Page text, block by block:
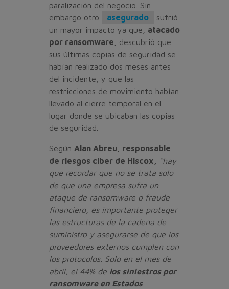
paralización del negocio. Sin
embargo otro
asegurado
sufrió
un mayor impacto ya que, atacado
por ransomware , descubrió que
sus últimas copias de seguridad se
habían realizado dos meses antes
del incidente, y que las
restricciones de movimiento habían
llevado al cierre temporal en el
lugar donde se ubicaban las copias
de seguridad.
Según Alan Abreu, responsable
de riesgos ciber de Hiscox,
“hay
que recordar que no se trata solo
de que una empresa sufra un
ataque de ransomware o fraude
financiero, es importante proteger
las estructuras de la cadena de
suministro y asegurarse de que los
proveedores externos cumplen con
los protocolos. Solo en el mes de
abril, el 44% de los siniestros por
ransomware en Estados